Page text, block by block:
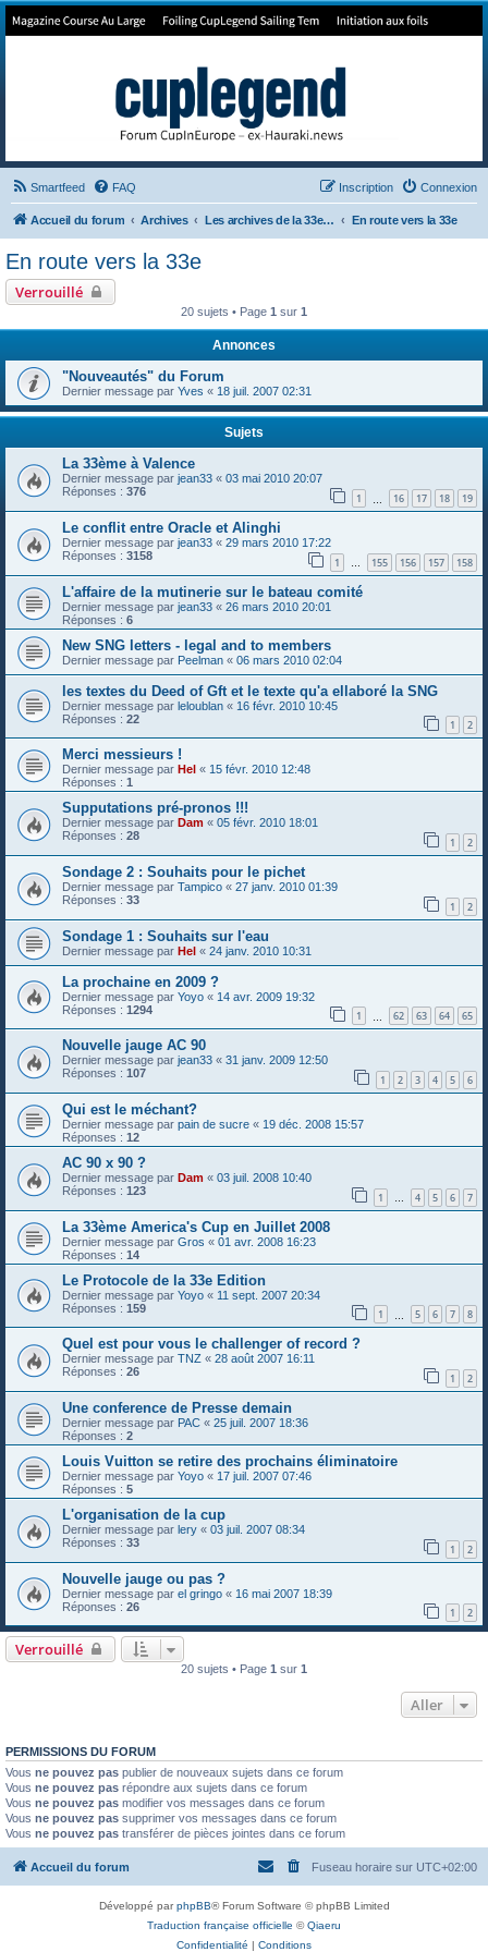
Forum de Cup In Europe
Smartfeed FAQ Connexion
Inscription
Accueil du forum Archives Les archives de la 33e America's Cup En route vers la 33e
En route vers la 33e
Verrouillé
20 sujets • Page 1 sur 1
Annonces
"Nouveautés" du Forum
Dernier message par Yves « 18 juil. 2007 02:31
Sujets
La 33ème à Valence
Dernier message par jean33 « 03 mai 2010 20:07
Réponses : 376 1 16 17 18 19
Le conflit entre Oracle et Alinghi
Dernier message par jean33 « 29 mars 2010 17:22
Réponses : 3158 1 … 155 156 157 158
L'affaire de la mutinerie sur le bateau comité
Dernier message par jean33 « 26 mars 2010 20:01
Réponses : 6
New SNG letters - legal and to members
Dernier message par Peelman « 06 mars 2010 02:04
les textes du Deed of Gft et le texte qu'a ellaboré la SNG
Dernier message par leloublan « 16 févr. 2010 10:45
Réponses : 22 1 2
Merci messieurs !
Dernier message par Hel « 15 févr. 2010 12:48
Réponses : 1
Supputations pré-pronos !!!
Dernier message par Dam « 05 févr. 2010 18:01
Réponses : 28 1 2
Sondage 2 : Souhaits pour le pichet
Dernier message par Tampico « 27 janv. 2010 01:39
Réponses : 33 1 2
Sondage 1 : Souhaits sur l'eau
Dernier message par Hel « 24 janv. 2010 10:31
La prochaine en 2009 ?
Dernier message par Yoyo « 14 avr. 2009 19:32
Réponses : 1294 1 62 63 64 65
Nouvelle jauge AC 90
Dernier message par jean33 « 31 janv. 2009 12:50
Réponses : 107 1 2 3 4 5 6
Qui est le méchant?
Dernier message par pain de sucre « 19 déc. 2008 15:57
Réponses : 12
AC 90 x 90 ?
Dernier message par Dam « 03 juil. 2008 10:40
Réponses : 123 1 … 4 5 6 7
La 33ème America's Cup en Juillet 2008
Dernier message par Gros « 01 avr. 2008 16:23
Réponses : 14
Le Protocole de la 33e Edition
Dernier message par Yoyo « 11 sept. 2007 20:34
Réponses : 159 1 5 6 7 8
Quel est pour vous le challenger of record ?
Dernier message par TNZ « 28 août 2007 16:11
Réponses : 26 1 2
Une conference de Presse demain
Dernier message par PAC « 25 juil. 2007 18:36
Réponses : 2
Louis Vuitton se retire des prochains éliminatoire
Dernier message par Yoyo « 17 juil. 2007 07:46
Réponses : 5
L'organisation de la cup
Dernier message par lery « 03 juil. 2007 08:34
Réponses : 33 1 2
Nouvelle jauge ou pas ?
Dernier message par el gringo « 16 mai 2007 18:39
Réponses : 26 1 2
Verrouillé
20 sujets • Page 1 sur 1
Aller
PERMISSIONS DU FORUM
Vous ne pouvez pas publier de nouveaux sujets dans ce forum
Vous ne pouvez pas répondre aux sujets dans ce forum
Vous ne pouvez pas modifier vos messages dans ce forum
Vous ne pouvez pas supprimer vos messages dans ce forum
Vous ne pouvez pas transférer de pièces jointes dans ce forum
Accueil du forum Fuseau horaire sur UTC+02:00
Développé parphpBB® Forum Software © phpBB Limited
Traduction française officielle ©Qiaeru
Confidentialité | Conditions